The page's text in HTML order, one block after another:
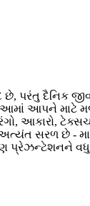
પરંતુ દૈનિક
આપને માટે
આકારો,
અત્યંત સરળ છે -
પ્રેઝન્ટેશનને વધુ